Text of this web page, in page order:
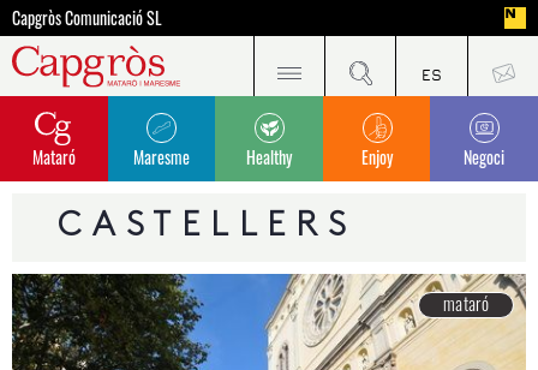
Capgròs Comunicació SL
Mataró Maresme Healthy Enjoy Negoci
CASTELLERS
mataró